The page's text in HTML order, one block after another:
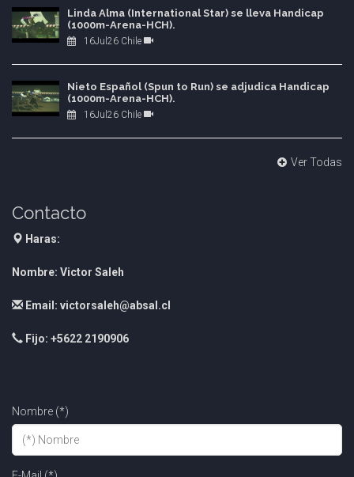
Linda Alma (International Star) se lleva Handicap
(1000m-Arena-HCH).
16Jul26 Chile
Nieto Español (Spun to Run) se adjudica Handicap
(1000m-Arena-HCH).
16Jul26 Chile
Ver Todas
Contacto
Haras:
Nombre: Victor Saleh
Email: victorsaleh@absal.cl
Fijo: +5622 2190906
Nombre (*)